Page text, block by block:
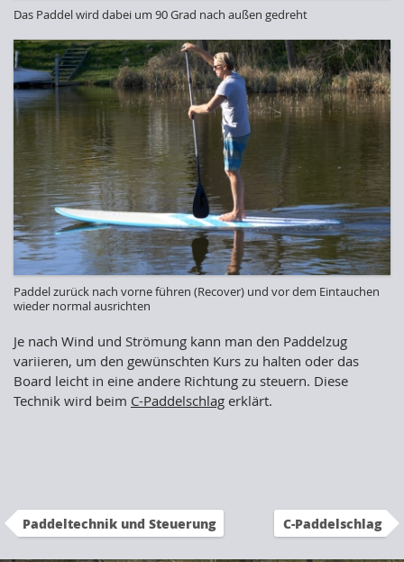
Das Paddel wird dabei um 90 Grad nach außen gedreht
Paddel zurück nach vorne führen (Recover) und vor dem Eintauchen
wieder normal ausrichten
Je nach Wind und Strömung kann man den Paddelzug
variieren, um den gewünschten Kurs zu halten oder das
Board leicht in eine andere Richtung zu steuern. Diese
Technik wird beim C-Paddelschlag erklärt.
Paddeltechnik und Steuerung C-Paddelschlag